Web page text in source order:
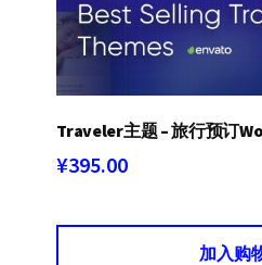
Traveler主题 – 旅行预订
¥395.00
加入购